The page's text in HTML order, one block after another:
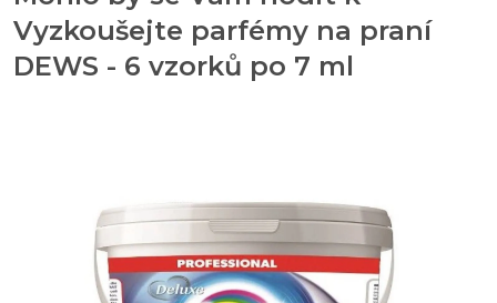
Vyzkoušejte parfémy na praní
DEWS - 6 vzorků po 7 ml